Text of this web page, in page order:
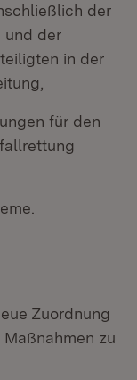
der
und der
in der
für den
Zuordnung
zu